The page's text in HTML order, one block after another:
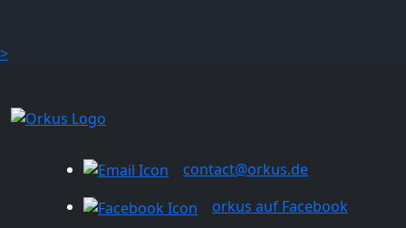
>
contact@orkus.de
orkus auf Facebook